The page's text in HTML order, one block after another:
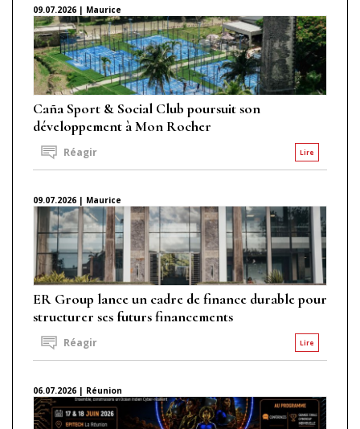
09.07.2026 | Maurice
Caña Sport & Social Club poursuit son
développement à Mon Rocher
Lire
Réagir
09.07.2026 | Maurice
ER Group lance un cadre de finance durable pour
structurer ses futurs financements
Lire
Réagir
06.07.2026 | Réunion